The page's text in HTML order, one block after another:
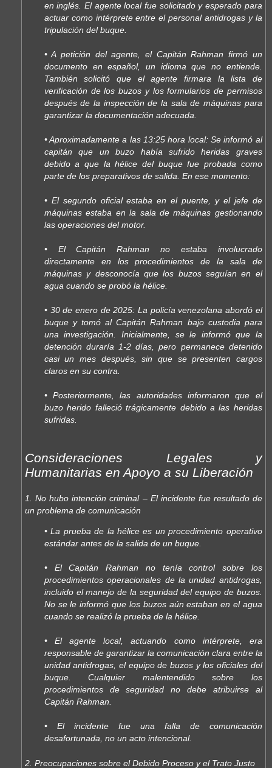
en inglés. El agente local fue solicitado y esperado para
actuar como intérprete entre el personal antidrogas y la
tripulación del buque.
• A petición del agente, el Capitán Rahman firmó un
documento en español, un idioma que no entiende.
También solicitó que el agente firmara la lista de
verificación de los buzos y los formularios de permisos
después de la inspección de la sala de máquinas para
garantizar la documentación adecuada.
• Aproximadamente a las 13:25 hora local: Se informó al
capitán que un buzo había sufrido heridas graves
debido a que la hélice del buque fue probada como
parte de los preparativos de salida. En ese momento:
• El segundo oficial estaba en el puente, y el jefe de
máquinas estaba en la sala de máquinas gestionando
las operaciones del motor.
• El Capitán Rahman no estaba involucrado
directamente en los procedimientos de la sala de
máquinas y desconocía que los buzos seguían en el
agua cuando se probó la hélice.
• 30 de enero de 2025: La policía venezolana abordó el
buque y tomó al Capitán Rahman bajo custodia para
una investigación. Inicialmente, se le informó que la
detención duraría 1-2 días, pero permanece detenido
casi un mes después, sin que se presenten cargos
claros en su contra.
• Posteriormente, las autoridades informaron que el
buzo herido falleció trágicamente debido a las heridas
sufridas.
Consideraciones Legales y
Humanitarias en Apoyo a su Liberación
1. No hubo intención criminal – El incidente fue resultado de
un problema de comunicación
• La prueba de la hélice es un procedimiento operativo
estándar antes de la salida de un buque.
• El Capitán Rahman no tenía control sobre los
procedimientos operacionales de la unidad antidrogas,
incluido el manejo de la seguridad del equipo de buzos.
No se le informó que los buzos aún estaban en el agua
cuando se realizó la prueba de la hélice.
• El agente local, actuando como intérprete, era
responsable de garantizar la comunicación clara entre la
unidad antidrogas, el equipo de buzos y los oficiales del
buque. Cualquier malentendido sobre los
procedimientos de seguridad no debe atribuirse al
Capitán Rahman.
• El incidente fue una falla de comunicación
desafortunada, no un acto intencional.
2. Preocupaciones sobre el Debido Proceso y el Trato Justo